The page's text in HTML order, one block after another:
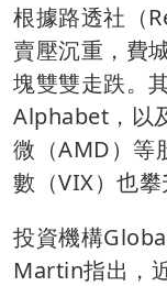
根據路透社（
賣壓沉重，費
塊雙雙走跌。
Alphabet，以
微（AMD）等
數（VIX）也攀
投資機構
Martin指出，